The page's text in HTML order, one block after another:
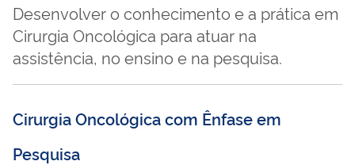
Desenvolver o conhecimento e a prática em
Cirurgia Oncológica para atuar na
assistência, no ensino e na pesquisa.
Cirurgia Oncológica com Ênfase em
Pesquisa